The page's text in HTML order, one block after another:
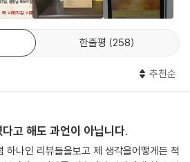
것이다. 이 책의 저자는 ‘몸무게를 줄여야
‘날씬해지는 생각’에 초점을 맞추라고 말한
를 정한 후, 그리고 자신이 이미 완벽한 몸무
쉽게 적용할 수 있는 두 가지 방법이 소개
예를 들어 감사해야 할 일들의 목록을 작성
자신에게 부족한 점들이나 불평이나 문제에
한줄평 258
추천순
저를살렸다고 해도 과언이 아닙니다.
을어떻게든 적